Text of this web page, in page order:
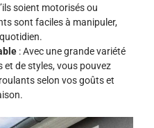
soient motorisés ou
sont faciles à manipuler,
: Avec une grande variété
et de styles, vous pouvez
selon vos goûts et